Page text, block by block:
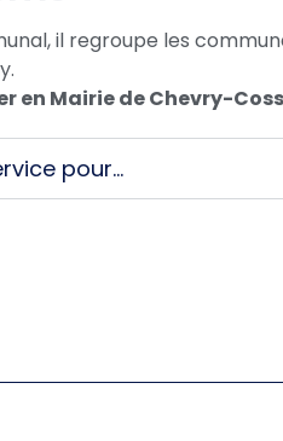
il regroupe les
en Mairie de Chevry-
pour…